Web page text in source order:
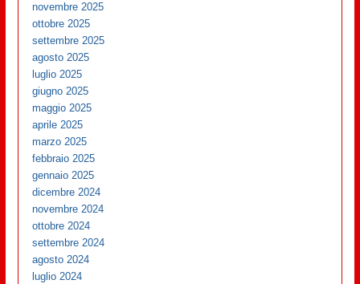
novembre 2025
ottobre 2025
settembre 2025
agosto 2025
luglio 2025
giugno 2025
maggio 2025
aprile 2025
marzo 2025
febbraio 2025
gennaio 2025
dicembre 2024
novembre 2024
ottobre 2024
settembre 2024
agosto 2024
luglio 2024